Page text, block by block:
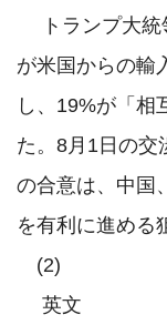
が米国からの輸
し、19%が「相
た。8月1日の交
の合意は、中国
を有利に進める
(2)